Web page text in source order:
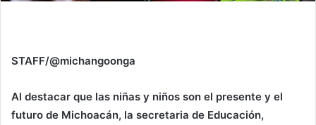
STAFF/@michangoonga
Al destacar que las niñas y niños son el presente y el
futuro de Michoacán, la secretaria de Educación,